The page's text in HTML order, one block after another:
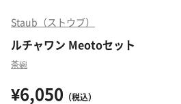
Staub（ストウブ）
ルチャワン Meotoセット
茶碗
¥6,050 （税込）